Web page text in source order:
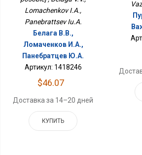
Lomachenkov I.A.,
Panebrattsev Iu.A.
Белага В.В.,
Ломаченков И.А.,
Панебратцев Ю.А.
Артикул: 1418246
$46.07
Доставка за 14–20 дней
КУПИТЬ